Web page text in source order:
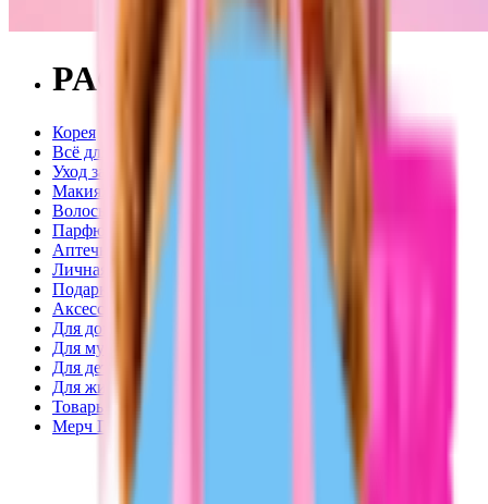
PACK AGE
Корея
Всё для лета
Уход за кожей
Макияж
Волосы
Парфюм
Аптечная косметика
Личная гигиена
Подарки
Аксессуары
Для дома
Для мужчин
Для детей
Для животных
Товары для взрослых
Мерч Подружка